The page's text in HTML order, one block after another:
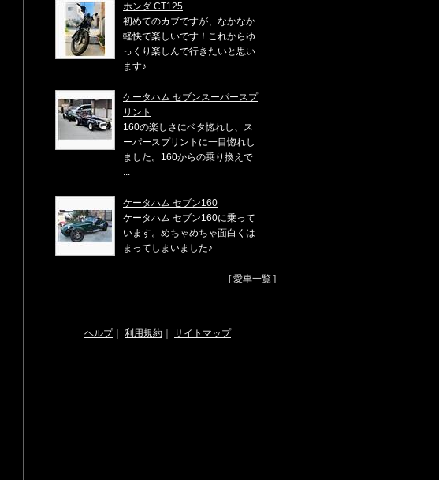
ホンダ CT125
初めてのカブですが、なかなか
軽快で楽しいです！これからゆ
っくり楽しんで行きたいと思い
ます♪
ケータハム セブンスーパースプ
リント
160の楽しさにベタ惚れし、ス
ーパースプリントに一目惚れし
ました。160からの乗り換えで
...
ケータハム セブン160
ケータハム セブン160に乗って
います。めちゃめちゃ面白くは
まってしまいました♪
[愛車一覧 ]
ヘルプ｜ 利用規約 サイトマップ